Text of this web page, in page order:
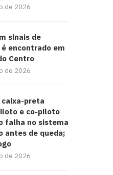
de 2026
sinais de
encontrado em
Centro
de 2026
caixa-preta
e co-piloto
falha no sistema
antes de queda;
de 2026